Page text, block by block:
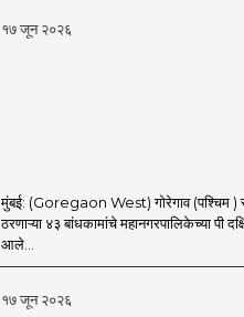
१७ जून २०२६
मुंबई: (Goregaon West) गोरेगाव (पश्चिम )
ठरणाऱ्या ४३ बांधकामांचे महानगरपालिकेच्या पी
आले...
१७ जून २०२६